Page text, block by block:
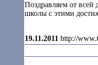
Поздравляем от всей
школы с этими
19.11.2011 http://